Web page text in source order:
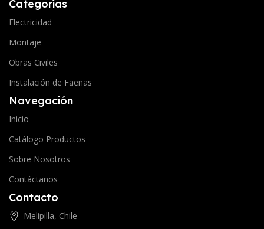
Categorías
Electricidad
Montaje
Obras Civiles
Instalación de Faenas
Navegación
Inicio
Catálogo Productos
Sobre Nosotros
Contáctanos
Contacto
Melipilla, Chile